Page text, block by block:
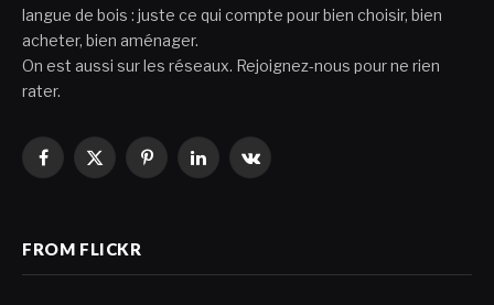
langue de bois : juste ce qui compte pour bien choisir, bien
acheter, bien aménager.
On est aussi sur les réseaux. Rejoignez-nous pour ne rien
rater.
Facebook
X
PinterestLinkedInVKontakte
FROM FLICKR